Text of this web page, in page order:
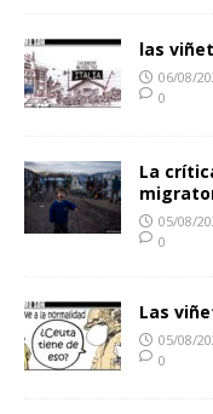
las
06/08/
0
La
05/08/
0
Las
05/08/
0